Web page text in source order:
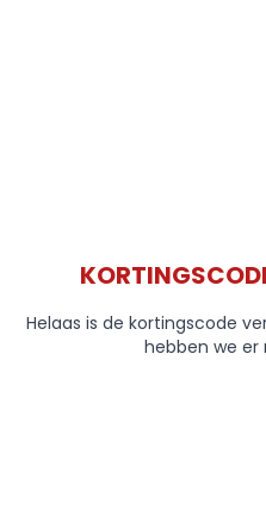
Helaas is de kortingscode
hebben we er